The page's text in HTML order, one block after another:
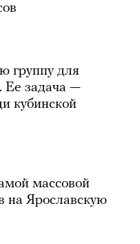
группу для
Ее задача —
кубинской
массовой
на Ярославскую